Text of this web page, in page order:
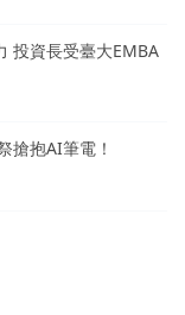
投資長受臺大EMBA
搶抱AI筆電！